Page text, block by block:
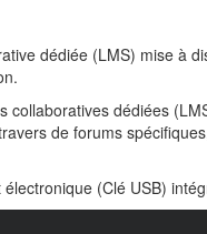
dédiée (LMS) mise à
dédiées
de forums
(Clé USB)